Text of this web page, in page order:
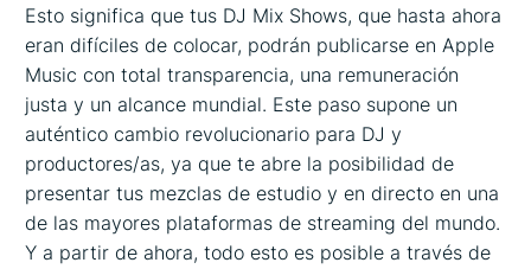
Esto significa que tus DJ Mix Shows, que hasta ahora
eran difíciles de colocar, podrán publicarse en Apple
Music con total transparencia, una remuneración
justa y un alcance mundial. Este paso supone un
auténtico cambio revolucionario para DJ y
productores/as, ya que te abre la posibilidad de
presentar tus mezclas de estudio y en directo en una
de las mayores plataformas de streaming del mundo.
Y a partir de ahora, todo esto es posible a través de